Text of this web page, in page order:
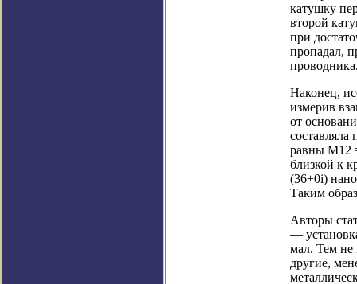
катушку
второй
при
пропадал,
Наконец,
измерив
от
равны M12
близкой к
(36+0i)
Таким
Авторы
—
мал. Тем не
другие,